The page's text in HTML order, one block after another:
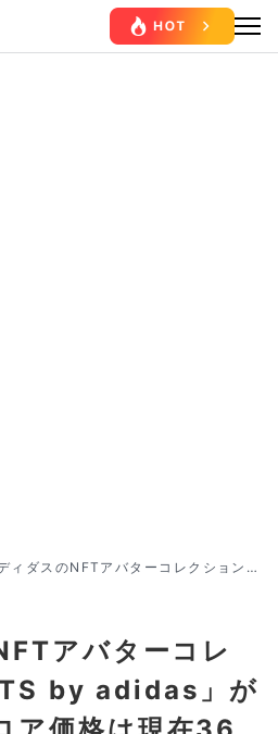
ィダスのNFTアバターコレクション
アバターコレ
by adidas」が